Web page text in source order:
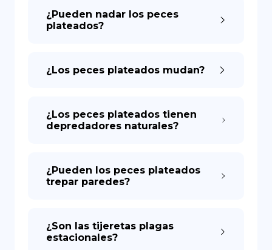
¿Pueden nadar los peces
plateados?
¿Los peces plateados mudan?
¿Los peces plateados tienen
depredadores naturales?
¿Pueden los peces plateados
trepar paredes?
¿Son las tijeretas plagas
estacionales?